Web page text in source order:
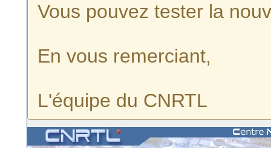
Vous pouvez tester la
En vous remerciant,
L'équipe du CNRTL